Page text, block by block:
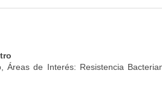
Áreas de Interés: Resistencia